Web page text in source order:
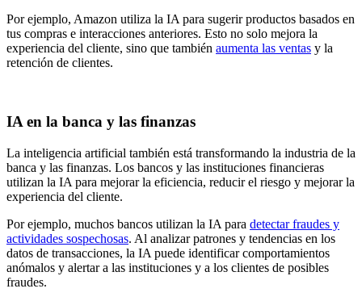
Por ejemplo, Amazon utiliza la IA para sugerir productos basados en
tus compras e interacciones anteriores. Esto no solo mejora la
experiencia del cliente, sino que también aumenta las ventas y la
retención de clientes.
IA en la banca y las finanzas
La inteligencia artificial también está transformando la industria de la
banca y las finanzas. Los bancos y las instituciones financieras
utilizan la IA para mejorar la eficiencia, reducir el riesgo y mejorar la
experiencia del cliente.
Por ejemplo, muchos bancos utilizan la IA para detectar fraudes y
actividades sospechosas. Al analizar patrones y tendencias en los
datos de transacciones, la IA puede identificar comportamientos
anómalos y alertar a las instituciones y a los clientes de posibles
fraudes.